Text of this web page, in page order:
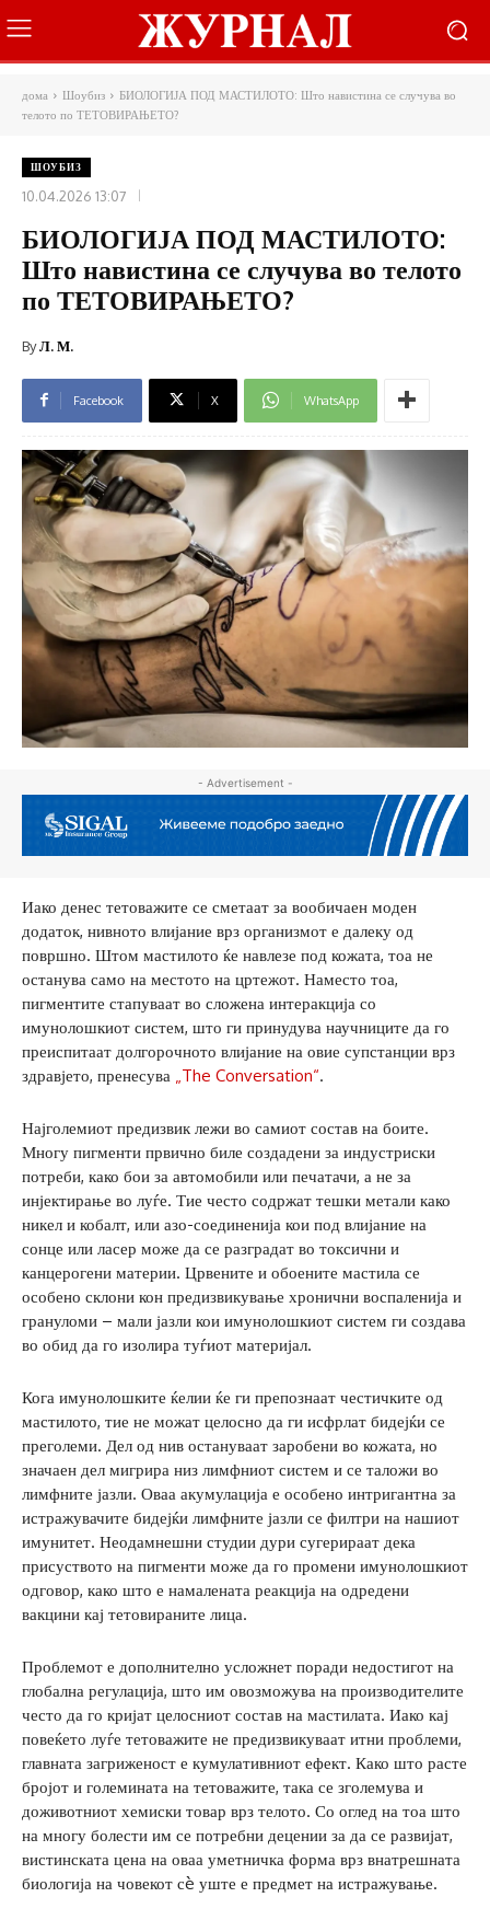
дома Шоубиз
БИОЛОГИЈА ПОД МАСТИЛОТО: Што навистина се случува во
телото по ТЕТОВИРАЊЕТО?
ШОУБИЗ
10.04.2026 13:07
БИОЛОГИЈА ПОД МАСТИЛОТО:
Што навистина се случува во телото
по ТЕТОВИРАЊЕТО?
ByЛ. М.
Facebook X WhatsApp
- Advertisement -
Иако денес тетоважите се сметаат за вообичаен моден
додаток, нивното влијание врз организмот е далеку од
површно. Штом мастилото ќе навлезе под кожата, тоа не
останува само на местото на цртежот. Наместо тоа,
пигментите стапуваат во сложена интеракција со
имунолошкиот систем, што ги принудува научниците да го
преиспитаат долгорочното влијание на овие супстанции врз
здравјето, пренесува „The Conversation“.
Најголемиот предизвик лежи во самиот состав на боите.
Многу пигменти првично биле создадени за индустриски
потреби, како бои за автомобили или печатачи, а не за
инјектирање во луѓе. Тие често содржат тешки метали како
никел и кобалт, или азо-соединенија кои под влијание на
сонце или ласер може да се разградат во токсични и
канцерогени материи. Црвените и обоените мастила се
особено склони кон предизвикување хронични воспаленија и
грануломи – мали јазли кои имунолошкиот систем ги создава
во обид да го изолира туѓиот материјал.
Кога имунолошките ќелии ќе ги препознаат честичките од
мастилото, тие не можат целосно да ги исфрлат бидејќи се
преголеми. Дел од нив остануваат заробени во кожата, но
значаен дел мигрира низ лимфниот систем и се таложи во
лимфните јазли. Оваа акумулација е особено интригантна за
истражувачите бидејќи лимфните јазли се филтри на нашиот
имунитет. Неодамнешни студии дури сугерираат дека
присуството на пигменти може да го промени имунолошкиот
одговор, како што е намалената реакција на одредени
вакцини кај тетовираните лица.
Проблемот е дополнително усложнет поради недостигот на
глобална регулација, што им овозможува на производителите
често да го кријат целосниот состав на мастилата. Иако кај
повеќето луѓе тетоважите не предизвикуваат итни проблеми,
главната загриженост е кумулативниот ефект. Како што расте
бројот и големината на тетоважите, така се зголемува и
доживотниот хемиски товар врз телото. Со оглед на тоа што
на многу болести им се потребни децении за да се развијат,
вистинската цена на оваа уметничка форма врз внатрешната
биологија на човекот сè уште е предмет на истражување.